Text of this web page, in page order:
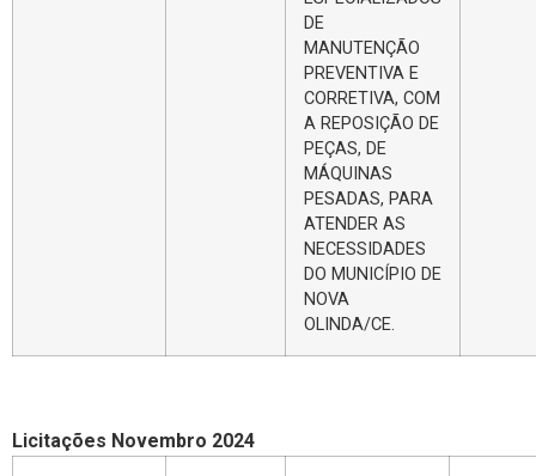
DE
MANUTENÇÃO
PREVENTIVA E
CORRETIVA, COM
A REPOSIÇÃO DE
PEÇAS, DE
MÁQUINAS
PESADAS, PARA
ATENDER AS
NECESSIDADES
DO MUNICÍPIO DE
NOVA
OLINDA/CE.
Licitações Novembro 2024